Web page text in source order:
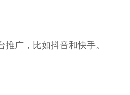
广，比如抖音和快手。